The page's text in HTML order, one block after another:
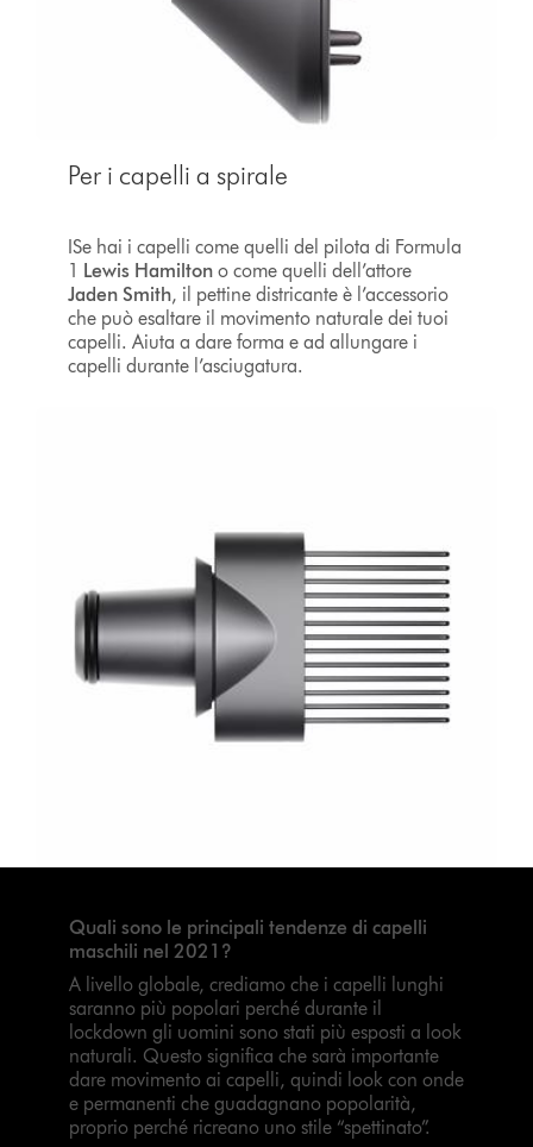
Per i capelli a spirale
ISe hai i capelli come quelli del pilota di Formula
1 Lewis Hamiltono come quelli dell’attore
Jaden Smith, il pettine districante è l’accessorio
che può esaltare il movimento naturale dei tuoi
capelli. Aiuta a dare forma e ad allungare i
capelli durante l’asciugatura.
Quali sono le principali tendenze di capelli
maschili nel 2021?
A livello globale, crediamo che i capelli lunghi
saranno più popolari perché durante il
lockdown gli uomini sono stati più esposti a look
naturali. Questo significa che sarà importante
dare movimento ai capelli, quindi look con onde
e permanenti che guadagnano popolarità,
proprio perché ricreano uno stile “spettinato”.